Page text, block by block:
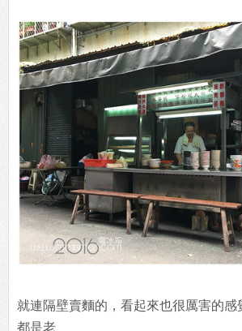
就連隔壁賣麵的，看起來也很厲害的感
都是老